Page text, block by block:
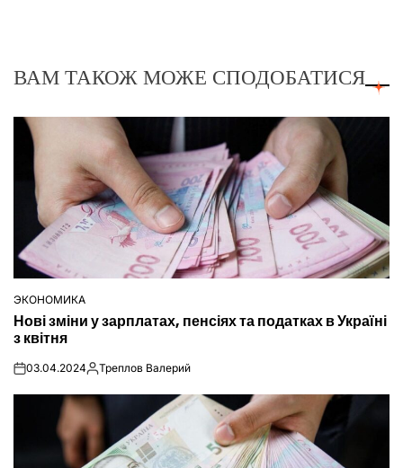
ВАМ ТАКОЖ МОЖЕ СПОДОБАТИСЯ
ОПУБЛІКУВАТИ
У
ЭКОНОМИКА
Нові зміни у зарплатах, пенсіях та податках в Україні
з квітня
on03.04.2024Опубліковано
Треплов Валерий